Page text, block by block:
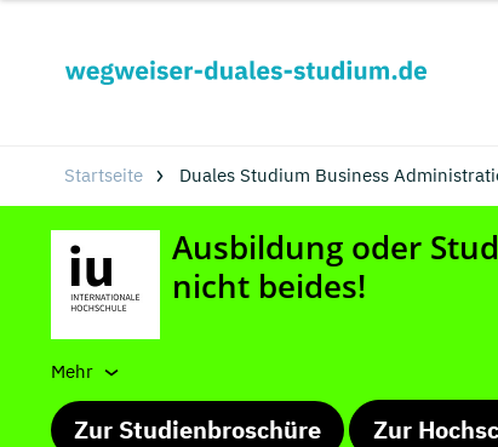
Startseite Duales Studium Business
Mehr
Zur Studienbroschüre Zur